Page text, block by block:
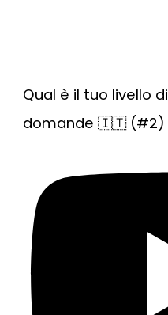
Qual è il tuo livello
domande 🇮🇹 (#2)